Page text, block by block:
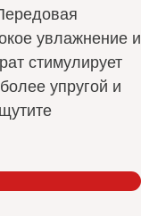
увлажнение и
стимулирует
упругой и